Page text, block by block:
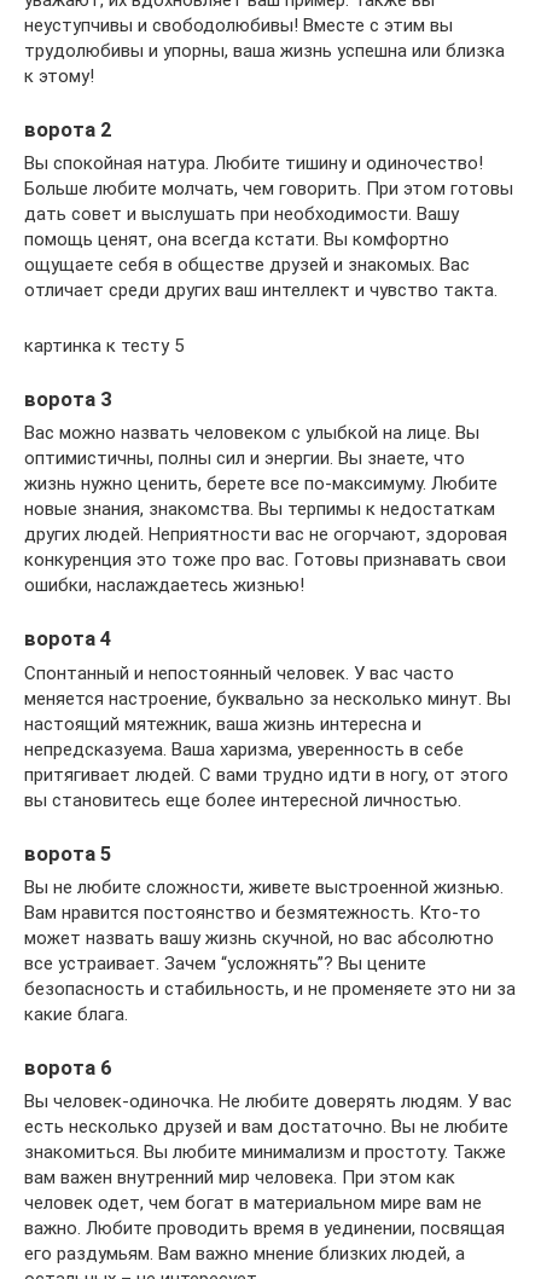
неуступчивы и свободолюбивы! Вместе с этим вы
трудолюбивы и упорны, ваша жизнь успешна или близка
к этому!
ворота 2
Вы спокойная натура. Любите тишину и одиночество!
Больше любите молчать, чем говорить. При этом готовы
дать совет и выслушать при необходимости. Вашу
помощь ценят, она всегда кстати. Вы комфортно
ощущаете себя в обществе друзей и знакомых. Вас
отличает среди других ваш интеллект и чувство такта.
картинка к тесту 5
ворота 3
Вас можно назвать человеком с улыбкой на лице. Вы
оптимистичны, полны сил и энергии. Вы знаете, что
жизнь нужно ценить, берете все по-максимуму. Любите
новые знания, знакомства. Вы терпимы к недостаткам
других людей. Неприятности вас не огорчают, здоровая
конкуренция это тоже про вас. Готовы признавать свои
ошибки, наслаждаетесь жизнью!
ворота 4
Спонтанный и непостоянный человек. У вас часто
меняется настроение, буквально за несколько минут. Вы
настоящий мятежник, ваша жизнь интересна и
непредсказуема. Ваша харизма, уверенность в себе
притягивает людей. С вами трудно идти в ногу, от этого
вы становитесь еще более интересной личностью.
ворота 5
Вы не любите сложности, живете выстроенной жизнью.
Вам нравится постоянство и безмятежность. Кто-то
может назвать вашу жизнь скучной, но вас абсолютно
все устраивает. Зачем “усложнять”? Вы цените
безопасность и стабильность, и не променяете это ни за
какие блага.
ворота 6
Вы человек-одиночка. Не любите доверять людям. У вас
есть несколько друзей и вам достаточно. Вы не любите
знакомиться. Вы любите минимализм и простоту. Также
вам важен внутренний мир человека. При этом как
человек одет, чем богат в материальном мире вам не
важно. Любите проводить время в уединении, посвящая
его раздумьям. Вам важно мнение близких людей, а